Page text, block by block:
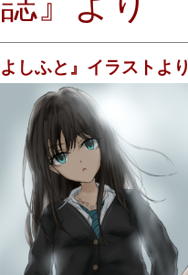
しふと』イラストより